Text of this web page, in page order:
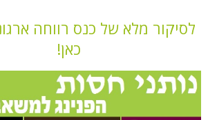
מלא של כנס רווחה ארגונית –